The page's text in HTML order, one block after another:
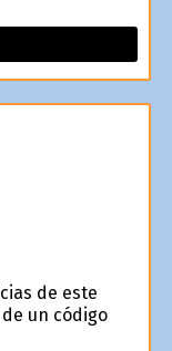
de este
un código